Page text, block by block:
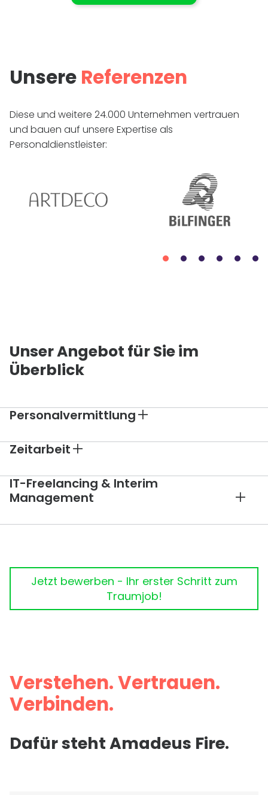
Unsere Referenzen
Diese und weitere 24.000 Unternehmen vertrauen
und bauen auf unsere Expertise als
Personaldienstleister:
Unser Angebot für Sie im
Überblick
Personalvermittlung
Zeitarbeit
IT-Freelancing & Interim
Management
Jetzt bewerben - Ihr erster Schritt zum
Traumjob!
Verstehen. Vertrauen.
Verbinden.
Dafür steht Amadeus Fire.